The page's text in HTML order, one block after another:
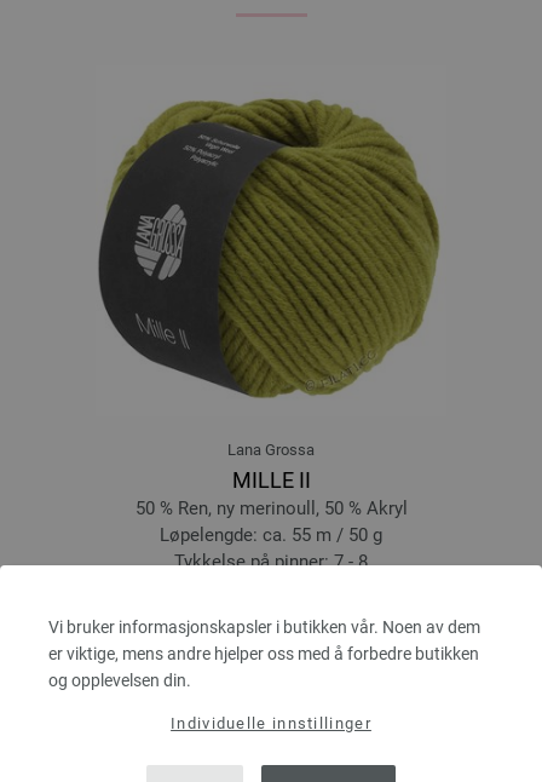
Vi bruker informasjonskapsler i butikken vår. Noen av dem
er viktige, mens andre hjelper oss med å forbedre butikken
og opplevelsen din.
Individuelle innstillinger
Lana Grossa
MILLE II
50 % Ren, ny merinoull, 50 % Akryl
Løpelengde: ca. 55 m / 50 g
Tykkelse på pinner: 7 - 8
Ekskl. MVA, pluss leverans og ev importkostnader, Basispris: 75,60 € / kg